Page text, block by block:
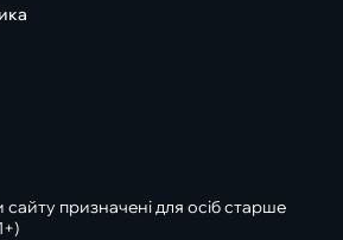
сайту призначені для осіб старше